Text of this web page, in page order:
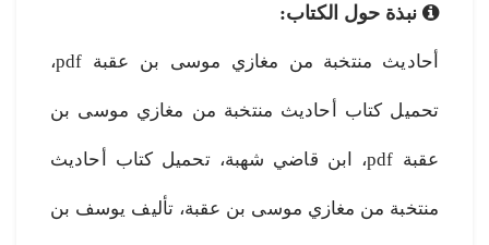
نبذة حول الكتاب:
أحاديث منتخبة من مغازي موسى بن عقبة pdf،
تحميل كتاب أحاديث منتخبة من مغازي موسى بن
عقبة pdf، ابن قاضي شهبة، تحميل كتاب أحاديث
منتخبة من مغازي موسى بن عقبة، تأليف يوسف بن